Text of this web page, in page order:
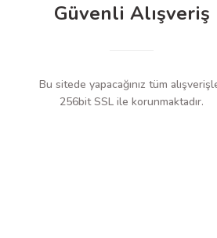
Güvenli Alışveriş
Bu sitede yapacağınız tüm
256bit SSL ile korunmaktadır.